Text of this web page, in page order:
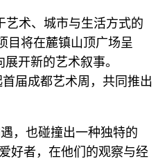
艺术、城市与生活方式的
目将在麓镇山顶广场呈
开新的艺术叙事。
届成都艺术周，共同推出
，也碰撞出一种独特的
好者，在他们的观察与经